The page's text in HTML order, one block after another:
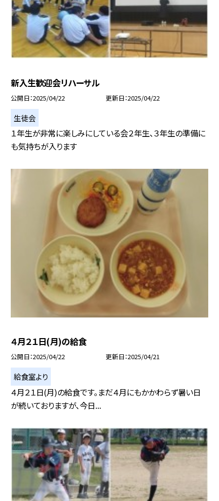
新入生歓迎会リハーサル
公開日 2025/04/22 更新日 2025/04/22
生徒会
１年生が非常に楽しみにしている会２年生、３年生の準備に
も気持ちが入ります
４月２１日(月)の給食
公開日 2025/04/22 更新日 2025/04/21
給食室より
４月２１日(月)の給食です。まだ４月にもかかわらず暑い日
が続いておりますが、今日...